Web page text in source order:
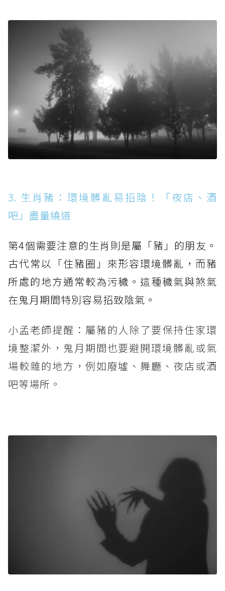
3. 生肖豬：環境髒亂易招陰！「夜店、酒
吧」盡量繞道
第4個需要注意的生肖則是屬「豬」的朋友。
古代常以「住豬圈」來形容環境髒亂，而豬
所處的地方通常較為污穢。這種穢氣與煞氣
在鬼月期間特別容易招致陰氣。
小孟老師提醒：屬豬的人除了要保持住家環
境整潔外，鬼月期間也要避開環境髒亂或氣
場較雜的地方，例如廢墟、舞廳、夜店或酒
吧等場所。